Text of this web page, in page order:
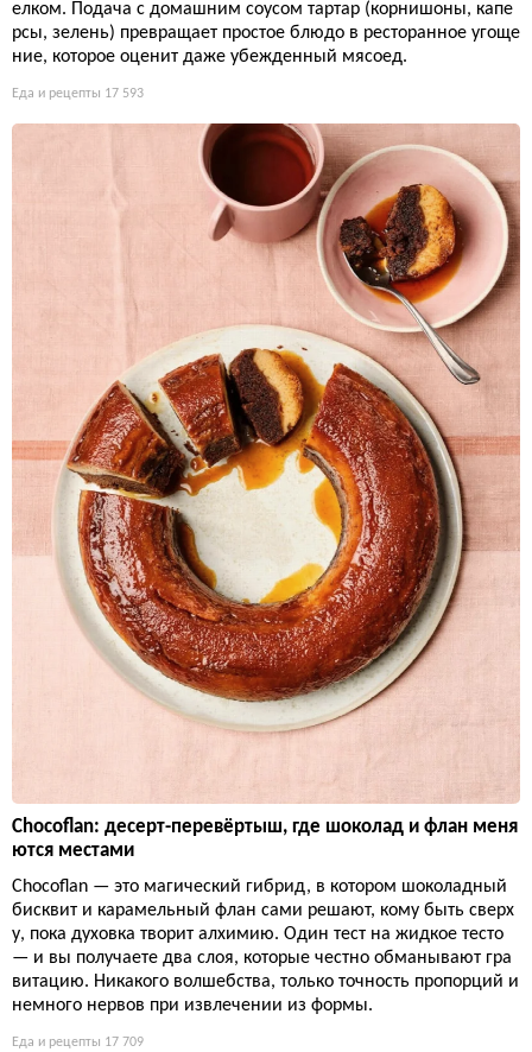
елком. Подача с домашним соусом тартар (корнишоны, капе
рсы, зелень) превращает простое блюдо в ресторанное угоще
ние, которое оценит даже убежденный мясоед.
Еда и рецепты 17 593
Chocoflan: десерт-перевёртыш, где шоколад и флан меня
ются местами
Chocoflan — это магический гибрид, в котором шоколадный
бисквит и карамельный флан сами решают, кому быть сверх
у, пока духовка творит алхимию. Один тест на жидкое тесто
— и вы получаете два слоя, которые честно обманывают гра
витацию. Никакого волшебства, только точность пропорций и
немного нервов при извлечении из формы.
Еда и рецепты 17 709